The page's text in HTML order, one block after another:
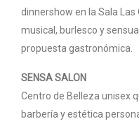
dinnershow en la Sala Las
musical, burlesco y
propuesta gastronómica.
SENSA SALON
Centro de Belleza unisex
barbería y estética